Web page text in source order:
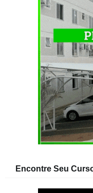
Encontre Seu